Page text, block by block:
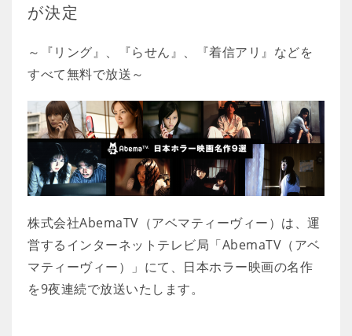
が決定
～『リング』、『らせん』、『着信アリ』などを
すべて無料で放送～
株式会社AbemaTV（アベマティーヴィー）は、運
営するインターネットテレビ局「AbemaTV（アベ
マティーヴィー）」にて、日本ホラー映画の名作
を9夜連続で放送いたします。